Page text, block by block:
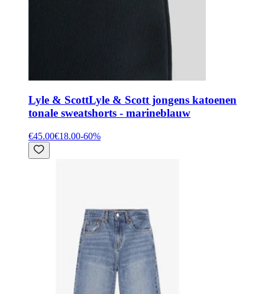
Lyle & ScottLyle & Scott jongens katoenen
tonale sweatshorts - marineblauw
€45.00€18.00-60%